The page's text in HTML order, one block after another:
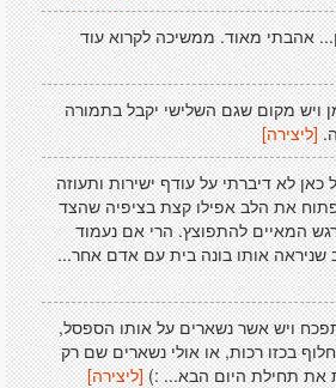
אהבתי מאוד. ממשיכה לקרוא עוד
ויש מקום שגם השלישי יקבל בתמורה
[ליצירה]
כאן לא דיברתי על עודף ישירות ותעוזה
את הלב אפילו קצת בציפיה שהצד
המאיים להתפוצץ. הרי אם נעמוד
אותו בונה בית עם אדם אחר...
ויש אשר נשארים על אותו הספסל,
בכזו רכות, או אולי נשארים שם רק
את תחילת היום הבא... :) [ליצירה]